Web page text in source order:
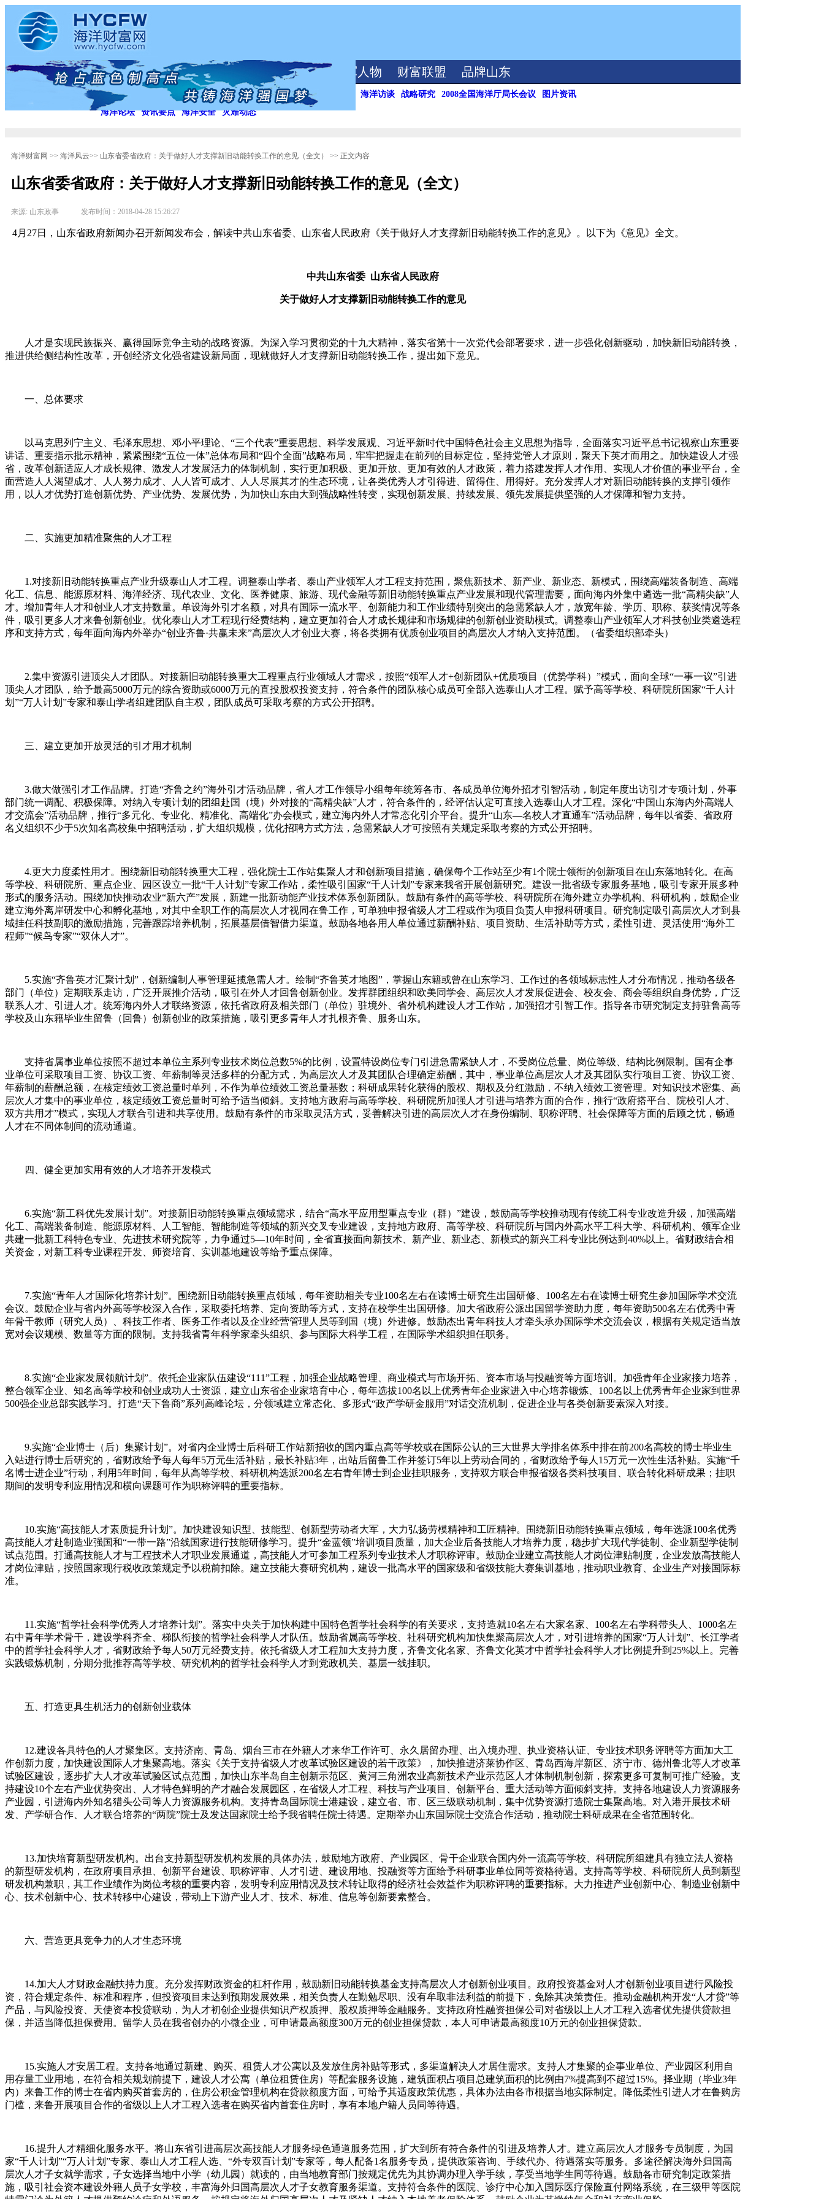
首 页 蓝色浪潮 海洋风云 海洋文化 海洋视频 领军人物 财富联盟 品牌山东
微信天地 海洋艺术 胶莱海河 热门话题 决策视角 王诗成看海洋 海洋访谈 战略研究 2008全国海洋厅局长会议
图片资讯
海洋论坛
资讯要点 海洋安全 灾难动态
海洋财富网 >> 海洋风云>> 山东省委省政府：关于做好人才支撑新旧动能转换工作的意见（全文） >> 正文内容
山东省委省政府：关于做好人才支撑新旧动能转换工作的意见（全文）
来源: 山东政事 发布时间：2018-04-28 15:26:27
4月27日，山东省政府新闻办召开新闻发布会，解读中共山东省委、山东省人民政府《关于做好人才支撑新旧动能转换工作的意见》。以下为《意见》全文。
中共山东省委 山东省人民政府
关于做好人才支撑新旧动能转换工作的意见
人才是实现民族振兴、赢得国际竞争主动的战略资源。为深入学习贯彻党的十九大精神，落实省第十一次党代会部署要求，进一步强化创新驱动，加快新旧动能转换，
推进供给侧结构性改革，开创经济文化强省建设新局面，现就做好人才支撑新旧动能转换工作，提出如下意见。
一、总体要求
以马克思列宁主义、毛泽东思想、邓小平理论、“三个代表”重要思想、科学发展观、习近平新时代中国特色社会主义思想为指导，全面落实习近平总书记视察山东重要
讲话、重要指示批示精神，紧紧围绕“五位一体”总体布局和“四个全面”战略布局，牢牢把握走在前列的目标定位，坚持党管人才原则，聚天下英才而用之。加快建设人才强
省，改革创新适应人才成长规律、激发人才发展活力的体制机制，实行更加积极、更加开放、更加有效的人才政策，着力搭建发挥人才作用、实现人才价值的事业平台，全
面营造人人渴望成才、人人努力成才、人人皆可成才、人人尽展其才的生态环境，让各类优秀人才引得进、留得住、用得好。充分发挥人才对新旧动能转换的支撑引领作
用，以人才优势打造创新优势、产业优势、发展优势，为加快山东由大到强战略性转变，实现创新发展、持续发展、领先发展提供坚强的人才保障和智力支持。
二、实施更加精准聚焦的人才工程
1.对接新旧动能转换重点产业升级泰山人才工程。调整泰山学者、泰山产业领军人才工程支持范围，聚焦新技术、新产业、新业态、新模式，围绕高端装备制造、高端
化工、信息、能源原材料、海洋经济、现代农业、文化、医养健康、旅游、现代金融等新旧动能转换重点产业发展和现代管理需要，面向海内外集中遴选一批“高精尖缺”人
才。增加青年人才和创业人才支持数量。单设海外引才名额，对具有国际一流水平、创新能力和工作业绩特别突出的急需紧缺人才，放宽年龄、学历、职称、获奖情况等条
件，吸引更多人才来鲁创新创业。优化泰山人才工程现行经费结构，建立更加符合人才成长规律和市场规律的创新创业资助模式。调整泰山产业领军人才科技创业类遴选程
序和支持方式，每年面向海内外举办“创业齐鲁·共赢未来”高层次人才创业大赛，将各类拥有优质创业项目的高层次人才纳入支持范围。（省委组织部牵头）
2.集中资源引进顶尖人才团队。对接新旧动能转换重大工程重点行业领域人才需求，按照“领军人才+创新团队+优质项目（优势学科）”模式，面向全球“一事一议”引进
顶尖人才团队，给予最高5000万元的综合资助或6000万元的直投股权投资支持，符合条件的团队核心成员可全部入选泰山人才工程。赋予高等学校、科研院所国家“千人计
划”“万人计划”专家和泰山学者组建团队自主权，团队成员可采取考察的方式公开招聘。
三、建立更加开放灵活的引才用才机制
3.做大做强引才工作品牌。打造“齐鲁之约”海外引才活动品牌，省人才工作领导小组每年统筹各市、各成员单位海外招才引智活动，制定年度出访引才专项计划，外事
部门统一调配、积极保障。对纳入专项计划的团组赴国（境）外对接的“高精尖缺”人才，符合条件的，经评估认定可直接入选泰山人才工程。深化“中国山东海内外高端人
才交流会”活动品牌，推行“多元化、专业化、精准化、高端化”办会模式，建立海内外人才常态化引介平台。提升“山东—名校人才直通车”活动品牌，每年以省委、省政府
名义组织不少于5次知名高校集中招聘活动，扩大组织规模，优化招聘方式方法，急需紧缺人才可按照有关规定采取考察的方式公开招聘。
4.更大力度柔性用才。围绕新旧动能转换重大工程，强化院士工作站集聚人才和创新项目措施，确保每个工作站至少有1个院士领衔的创新项目在山东落地转化。在高
等学校、科研院所、重点企业、园区设立一批“千人计划”专家工作站，柔性吸引国家“千人计划”专家来我省开展创新研究。建设一批省级专家服务基地，吸引专家开展多种
形式的服务活动。围绕加快推动农业“新六产”发展，新建一批新动能产业技术体系创新团队。鼓励有条件的高等学校、科研院所在海外建立办学机构、科研机构，鼓励企业
建立海外离岸研发中心和孵化基地，对其中全职工作的高层次人才视同在鲁工作，可单独申报省级人才工程或作为项目负责人申报科研项目。研究制定吸引高层次人才到县
域挂任科技副职的激励措施，完善跟踪培养机制，拓展基层借智借力渠道。鼓励各地各用人单位通过薪酬补贴、项目资助、生活补助等方式，柔性引进、灵活使用“海外工
程师”“候鸟专家”“双休人才”。
5.实施“齐鲁英才汇聚计划”，创新编制人事管理延揽急需人才。绘制“齐鲁英才地图”，掌握山东籍或曾在山东学习、工作过的各领域标志性人才分布情况，推动各级各
部门（单位）定期联系走访，广泛开展推介活动，吸引在外人才回鲁创新创业。发挥群团组织和欧美同学会、高层次人才发展促进会、校友会、商会等组织自身优势，广泛
联系人才、引进人才。统筹海内外人才联络资源，依托省政府及相关部门（单位）驻境外、省外机构建设人才工作站，加强招才引智工作。指导各市研究制定支持驻鲁高等
学校及山东籍毕业生留鲁（回鲁）创新创业的政策措施，吸引更多青年人才扎根齐鲁、服务山东。
支持省属事业单位按照不超过本单位主系列专业技术岗位总数5%的比例，设置特设岗位专门引进急需紧缺人才，不受岗位总量、岗位等级、结构比例限制。国有企事
业单位可采取项目工资、协议工资、年薪制等灵活多样的分配方式，为高层次人才及其团队合理确定薪酬，其中，事业单位高层次人才及其团队实行项目工资、协议工资、
年薪制的薪酬总额，在核定绩效工资总量时单列，不作为单位绩效工资总量基数；科研成果转化获得的股权、期权及分红激励，不纳入绩效工资管理。对知识技术密集、高
层次人才集中的事业单位，核定绩效工资总量时可给予适当倾斜。支持地方政府与高等学校、科研院所加强人才引进与培养方面的合作，推行“政府搭平台、院校引人才、
双方共用才”模式，实现人才联合引进和共享使用。鼓励有条件的市采取灵活方式，妥善解决引进的高层次人才在身份编制、职称评聘、社会保障等方面的后顾之忧，畅通
人才在不同体制间的流动通道。
四、健全更加实用有效的人才培养开发模式
6.实施“新工科优先发展计划”。对接新旧动能转换重点领域需求，结合“高水平应用型重点专业（群）”建设，鼓励高等学校推动现有传统工科专业改造升级，加强高端
化工、高端装备制造、能源原材料、人工智能、智能制造等领域的新兴交叉专业建设，支持地方政府、高等学校、科研院所与国内外高水平工科大学、科研机构、领军企业
共建一批新工科特色专业、先进技术研究院等，力争通过5—10年时间，全省直接面向新技术、新产业、新业态、新模式的新兴工科专业比例达到40%以上。省财政结合相
关资金，对新工科专业课程开发、师资培育、实训基地建设等给予重点保障。
7.实施“青年人才国际化培养计划”。围绕新旧动能转换重点领域，每年资助相关专业100名左右在读博士研究生出国研修、100名左右在读博士研究生参加国际学术交流
会议。鼓励企业与省内外高等学校深入合作，采取委托培养、定向资助等方式，支持在校学生出国研修。加大省政府公派出国留学资助力度，每年资助500名左右优秀中青
年骨干教师（研究人员）、科技工作者、医务工作者以及企业经营管理人员等到国（境）外进修。鼓励杰出青年科技人才牵头承办国际学术交流会议，根据有关规定适当放
宽对会议规模、数量等方面的限制。支持我省青年科学家牵头组织、参与国际大科学工程，在国际学术组织担任职务。
8.实施“企业家发展领航计划”。依托企业家队伍建设“111”工程，加强企业战略管理、商业模式与市场开拓、资本市场与投融资等方面培训。加强青年企业家接力培养，
整合领军企业、知名高等学校和创业成功人士资源，建立山东省企业家培育中心，每年选拔100名以上优秀青年企业家进入中心培养锻炼、100名以上优秀青年企业家到世界
500强企业总部实践学习。打造“天下鲁商”系列高峰论坛，分领域建立常态化、多形式“政产学研金服用”对话交流机制，促进企业与各类创新要素深入对接。
9.实施“企业博士（后）集聚计划”。对省内企业博士后科研工作站新招收的国内重点高等学校或在国际公认的三大世界大学排名体系中排在前200名高校的博士毕业生
入站进行博士后研究的，省财政给予每人每年5万元生活补贴，最长补贴3年，出站后留鲁工作并签订5年以上劳动合同的，省财政给予每人15万元一次性生活补贴。实施“千
名博士进企业”行动，利用5年时间，每年从高等学校、科研机构选派200名左右青年博士到企业挂职服务，支持双方联合申报省级各类科技项目、联合转化科研成果；挂职
期间的发明专利应用情况和横向课题可作为职称评聘的重要指标。
10.实施“高技能人才素质提升计划”。加快建设知识型、技能型、创新型劳动者大军，大力弘扬劳模精神和工匠精神。围绕新旧动能转换重点领域，每年选派100名优秀
高技能人才赴制造业强国和“一带一路”沿线国家进行技能研修学习。提升“金蓝领”培训项目质量，加大企业后备技能人才培养力度，稳步扩大现代学徒制、企业新型学徒制
试点范围。打通高技能人才与工程技术人才职业发展通道，高技能人才可参加工程系列专业技术人才职称评审。鼓励企业建立高技能人才岗位津贴制度，企业发放高技能人
才岗位津贴，按照国家现行税收政策规定予以税前扣除。建立技能大赛研究机构，建设一批高水平的国家级和省级技能大赛集训基地，推动职业教育、企业生产对接国际标
准。
11.实施“哲学社会科学优秀人才培养计划”。落实中央关于加快构建中国特色哲学社会科学的有关要求，支持造就10名左右大家名家、100名左右学科带头人、1000名左
右中青年学术骨干，建设学科齐全、梯队衔接的哲学社会科学人才队伍。鼓励省属高等学校、社科研究机构加快集聚高层次人才，对引进培养的国家“万人计划”、长江学者
中的哲学社会科学人才，省财政给予每人50万元经费支持。依托省级人才工程加大支持力度，齐鲁文化名家、齐鲁文化英才中哲学社会科学人才比例提升到25%以上。完善
实践锻炼机制，分期分批推荐高等学校、研究机构的哲学社会科学人才到党政机关、基层一线挂职。
五、打造更具生机活力的创新创业载体
12.建设各具特色的人才聚集区。支持济南、青岛、烟台三市在外籍人才来华工作许可、永久居留办理、出入境办理、执业资格认证、专业技术职务评聘等方面加大工
作创新力度，加快建设国际人才集聚高地。落实《关于支持省级人才改革试验区建设的若干政策》，加快推进济莱协作区、青岛西海岸新区、济宁市、德州鲁北等人才改革
试验区建设，逐步扩大人才改革试验区试点范围，加快山东半岛自主创新示范区、黄河三角洲农业高新技术产业示范区人才体制机制创新，探索更多可复制可推广经验。支
持建设10个左右产业优势突出、人才特色鲜明的产才融合发展园区，在省级人才工程、科技与产业项目、创新平台、重大活动等方面倾斜支持。支持各地建设人力资源服务
产业园，引进海内外知名猎头公司等人力资源服务机构。支持青岛国际院士港建设，建立省、市、区三级联动机制，集中优势资源打造院士集聚高地。对入港开展技术研
发、产学研合作、人才联合培养的“两院”院士及发达国家院士给予我省聘任院士待遇。定期举办山东国际院士交流合作活动，推动院士科研成果在全省范围转化。
13.加快培育新型研发机构。出台支持新型研发机构发展的具体办法，鼓励地方政府、产业园区、骨干企业联合国内外一流高等学校、科研院所组建具有独立法人资格
的新型研发机构，在政府项目承担、创新平台建设、职称评审、人才引进、建设用地、投融资等方面给予科研事业单位同等资格待遇。支持高等学校、科研院所人员到新型
研发机构兼职，其工作业绩作为岗位考核的重要内容，发明专利应用情况及技术转让取得的经济社会效益作为职称评聘的重要指标。大力推进产业创新中心、制造业创新中
心、技术创新中心、技术转移中心建设，带动上下游产业人才、技术、标准、信息等创新要素整合。
六、营造更具竞争力的人才生态环境
14.加大人才财政金融扶持力度。充分发挥财政资金的杠杆作用，鼓励新旧动能转换基金支持高层次人才创新创业项目。政府投资基金对人才创新创业项目进行风险投
资，符合规定条件、标准和程序，但投资项目未达到预期发展效果，相关负责人在勤勉尽职、没有牟取非法利益的前提下，免除其决策责任。推动金融机构开发“人才贷”等
产品，与风险投资、天使资本投贷联动，为人才初创企业提供知识产权质押、股权质押等金融服务。支持政府性融资担保公司对省级以上人才工程入选者优先提供贷款担
保，并适当降低担保费用。留学人员在我省创办的小微企业，可申请最高额度300万元的创业担保贷款，本人可申请最高额度10万元的创业担保贷款。
15.实施人才安居工程。支持各地通过新建、购买、租赁人才公寓以及发放住房补贴等形式，多渠道解决人才居住需求。支持人才集聚的企事业单位、产业园区利用自
用存量工业用地，在符合相关规划前提下，建设人才公寓（单位租赁住房）等配套服务设施，建筑面积占项目总建筑面积的比例由7%提高到不超过15%。择业期（毕业3年
内）来鲁工作的博士在省内购买首套房的，住房公积金管理机构在贷款额度方面，可给予其适度政策优惠，具体办法由各市根据当地实际制定。降低柔性引进人才在鲁购房
门槛，来鲁开展项目合作的省级以上人才工程入选者在购买省内首套住房时，享有本地户籍人员同等待遇。
16.提升人才精细化服务水平。将山东省引进高层次高技能人才服务绿色通道服务范围，扩大到所有符合条件的引进及培养人才。建立高层次人才服务专员制度，为国
家“千人计划”“万人计划”专家、泰山人才工程人选、“外专双百计划”专家等，每人配备1名服务专员，提供政策咨询、手续代办、待遇落实等服务。多途径解决海外归国高
层次人才子女就学需求，子女选择当地中小学（幼儿园）就读的，由当地教育部门按规定优先为其协调办理入学手续，享受当地学生同等待遇。鼓励各市研究制定政策措
施，吸引社会资本建设外籍人员子女学校，丰富海外归国高层次人才子女教育服务渠道。支持符合条件的医院、诊疗中心加入国际医疗保险直付网络系统，在三级甲等医院